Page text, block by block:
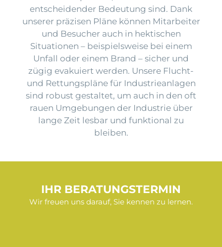
entscheidender Bedeutung sind. Dank
unserer präzisen Pläne können Mitarbeiter
und Besucher auch in hektischen
Situationen – beispielsweise bei einem
Unfall oder einem Brand – sicher und
zügig evakuiert werden. Unsere Flucht-
und Rettungspläne für Industrieanlagen
sind robust gestaltet, um auch in den oft
rauen Umgebungen der Industrie über
lange Zeit lesbar und funktional zu
bleiben.
IHR BERATUNGSTERMIN
Wir freuen uns darauf, Sie kennen zu lernen.